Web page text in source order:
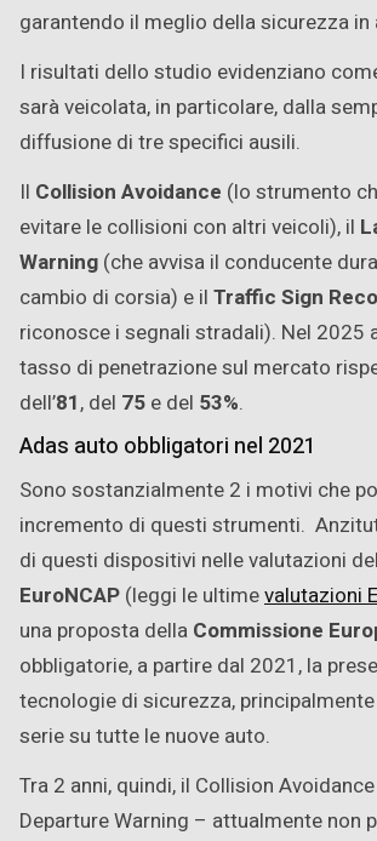
garantendo il meglio della sicurezza in
I risultati dello studio evidenziano
sarà veicolata, in particolare, dalla
diffusione di tre specifici ausili.
Il Collision Avoidance (lo strumento
evitare le collisioni con altri veicoli), il
Warning (che avvisa il conducente
cambio di corsia) e il Traffic Sign
riconosce i segnali stradali). Nel 2025
tasso di penetrazione sul mercato
dell’81, del 75 e del 53%.
Adas auto obbligatori nel 2021
Sono sostanzialmente 2 i motivi che
incremento di questi strumenti.
di questi dispositivi nelle valutazioni
EuroNCAP (leggi le ultimevalutazioni
una proposta della Commissione
obbligatorie, a partire dal 2021, la
tecnologie di sicurezza,
serie su tutte le nuove auto.
Tra 2 anni, quindi, il Collision
Departure Warning – attualmente non